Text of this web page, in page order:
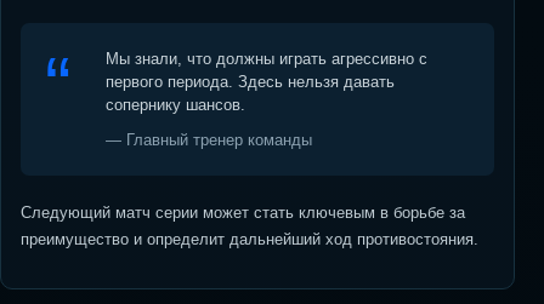
Мы знали, что должны играть агрессивно с
первого периода. Здесь нельзя давать
сопернику шансов.
— Главный тренер команды
Следующий матч серии может стать ключевым в борьбе за
преимущество и определит дальнейший ход противостояния.